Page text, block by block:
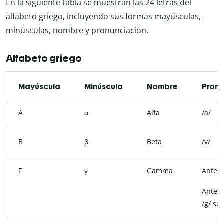
En la siguiente tabla se muestran las 24 letras del
alfabeto griego, incluyendo sus formas mayúsculas,
minúsculas, nombre y pronunciación.
Alfabeto griego
Mayúscula Minúscula Nombre
A α Alfa /a/
B β Beta /v/
Γ γ Gamma
/g/